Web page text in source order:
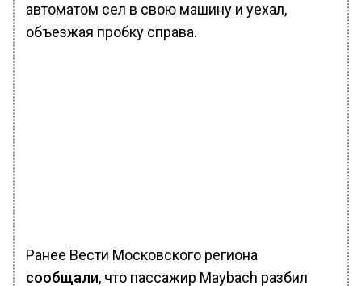
автоматом сел в свою машину и уехал,
объезжая пробку справа.
Ранее Вести Московского региона
сообщали, что пассажир Maybach разбил